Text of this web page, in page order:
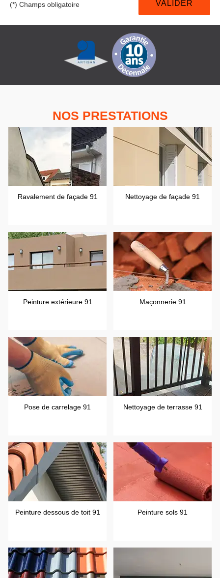
(*) Champs obligatoire
NOS PRESTATIONS
Ravalement de façade 91 Nettoyage de façade 91
Peinture extérieure 91 Maçonnerie 91
Pose de carrelage 91 Nettoyage de terrasse 91
Peinture dessous de toit 91 Peinture sols 91